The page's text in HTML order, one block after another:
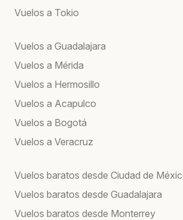
Vuelos a Tokio
Vuelos a Guadalajara
Vuelos a Mérida
Vuelos a Hermosillo
Vuelos a Acapulco
Vuelos a Bogotá
Vuelos a Veracruz
Vuelos baratos desde Ciudad de
Vuelos baratos desde Guadalajara
Vuelos baratos desde Monterrey